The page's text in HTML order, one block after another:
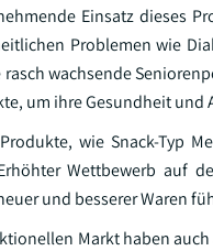
Einsatz dieses
Problemen wie
wachsende
um ihre Gesundheit und
wie Snack-Typ
Wettbewerb auf
und besserer Waren
Markt haben